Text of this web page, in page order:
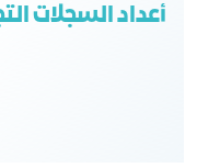
أعداد السجلات التجارية